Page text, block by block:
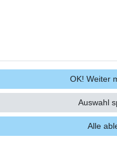
OK! Weiter
Alle
Auswahl